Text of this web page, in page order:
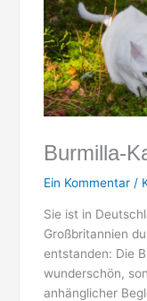
Burmilla-
Ein Kommentar /
Sie ist in
Großbritannien
entstanden: Die
wunderschön,
anhänglicher